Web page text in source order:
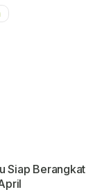
Siap Berangkat